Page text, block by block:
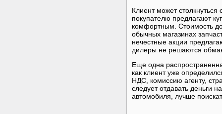
Клиент может
покупателю предлагают
комфортным. Стоимость
обычных магазинах
нечестные акции
дилеры не решаются
Еще одна
как клиент уже
НДС, комиссию агенту,
следует отдавать деньги
автомобиля, лучше